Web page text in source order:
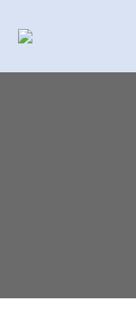
Inhalt